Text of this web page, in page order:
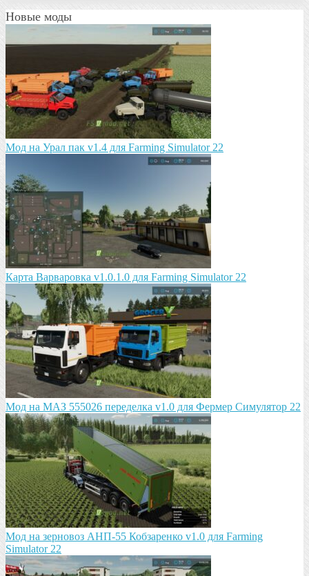
Новые моды
Мод на Урал пак v1.4 для Farming Simulator 22
Карта Варваровка v1.0.1.0 для Farming Simulator 22
Мод на МАЗ 555026 пeрeдeлка v1.0 для Фермер Симулятор 22
Мод на зeрновоз АНП-55 Кобзарeнко v1.0 для Farming
Simulator 22